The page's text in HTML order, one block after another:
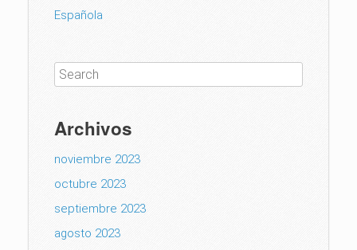
Española
Archivos
noviembre 2023
octubre 2023
septiembre 2023
agosto 2023